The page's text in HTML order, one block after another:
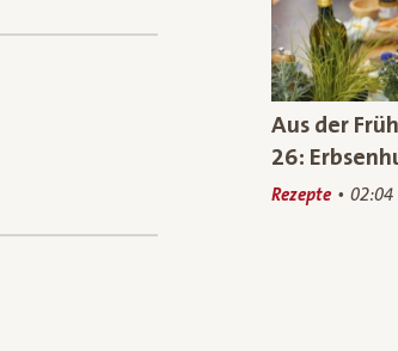
Aus der
26:
Rezepte 02:04